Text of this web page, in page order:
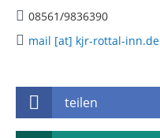
08561/9836390
mail [at] kjr-rottal-inn.de
teilen